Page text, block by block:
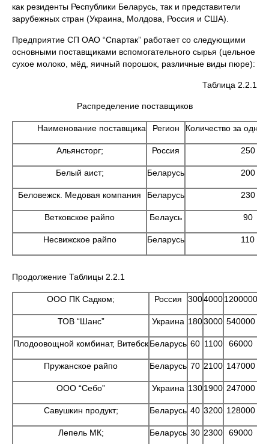
как резиденты Республики Беларусь, так и представители
зарубежных стран (Украина, Молдова, Россия и США).
Предприятие СП ОАО “Спартак” работает со следующими
основными поставщиками вспомогательного сырья (цельное
сухое молоко, мёд, яичный порошок, различные виды пюре):
Таблица 2.2.1
Распределение поставщиков
Наименование поставщика Регион Количество за одну
Альянсторг; Россия 250
Белый аист; Беларусь 200
Беловежск. Медовая компания Беларусь 230
Ветковское райпо Белаусь 90
Несвижское райпо Беларусь 110
Продолжение Таблицы 2.2.1
ООО ПК Садком; Россия 30040001200000
ТОВ “Шанс” Украина 1803000 540000
Плодоовощной комбинат, ВитебскБеларусь 60 1100 66000
Пружанское райпо Беларусь 70 2100 147000
ООО “Себо” Украина 1301900 247000
Савушкин продукт; Беларусь 40 3200 128000
Лепель МК; Беларусь 30 2300 69000